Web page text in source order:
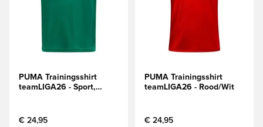
PUMA Trainingsshirt
teamLIGA26 - Sport,
€ 24,95
PUMA Trainingsshirt
teamLIGA26 - Rood/Wit
€ 24,95